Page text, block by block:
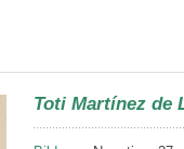
Toti Martínez de